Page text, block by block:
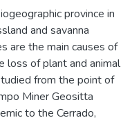
province in
and savanna
are the main causes of
loss of plant and animal
from the point of
Miner Geositta
to the Cerrado,